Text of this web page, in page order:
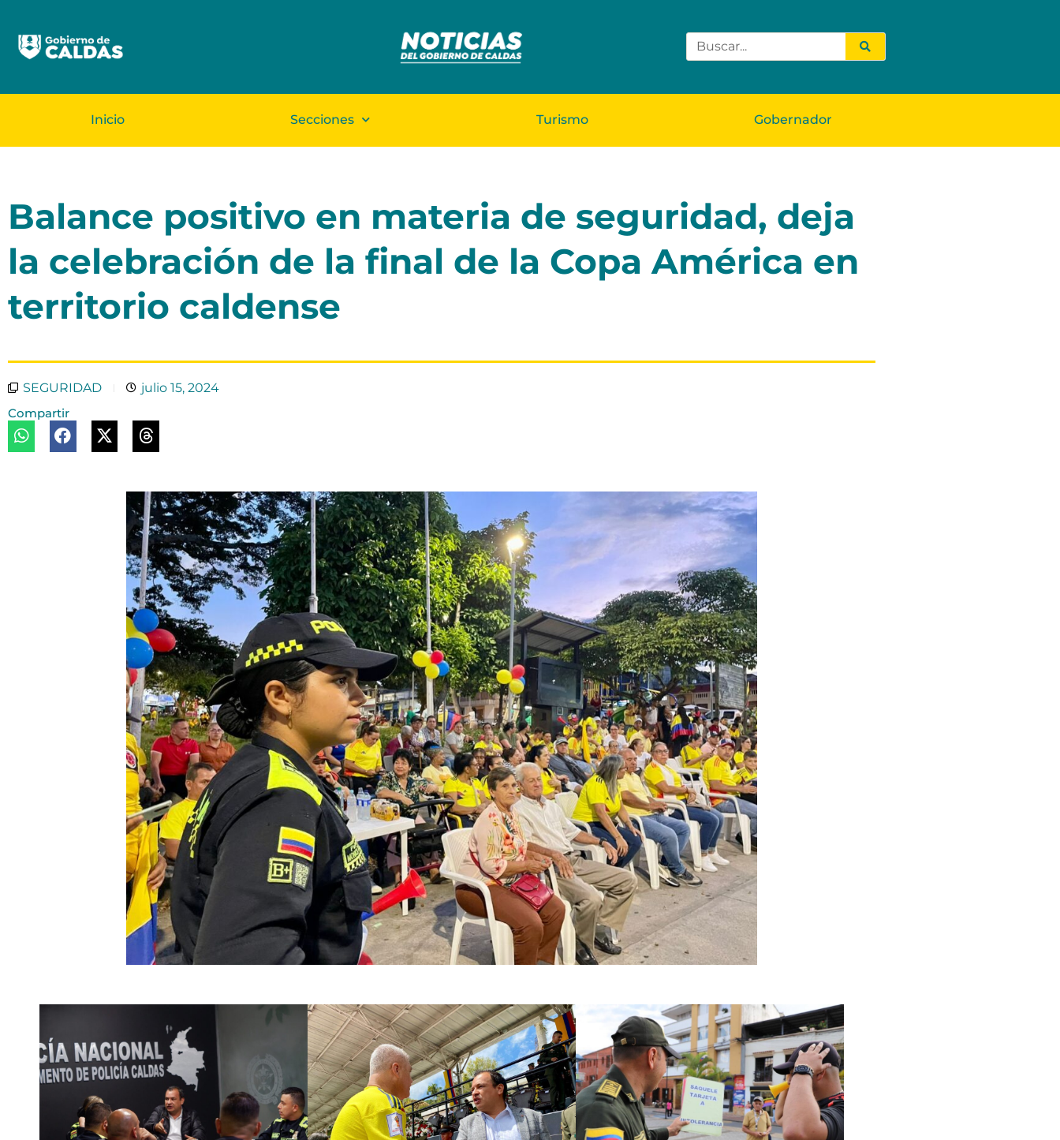
Inicio Secciones Turismo Gobernador
Balance positivo en materia de seguridad, deja
la celebración de la final de la Copa América en
territorio caldense
SEGURIDAD
julio 15, 2024
Compartir